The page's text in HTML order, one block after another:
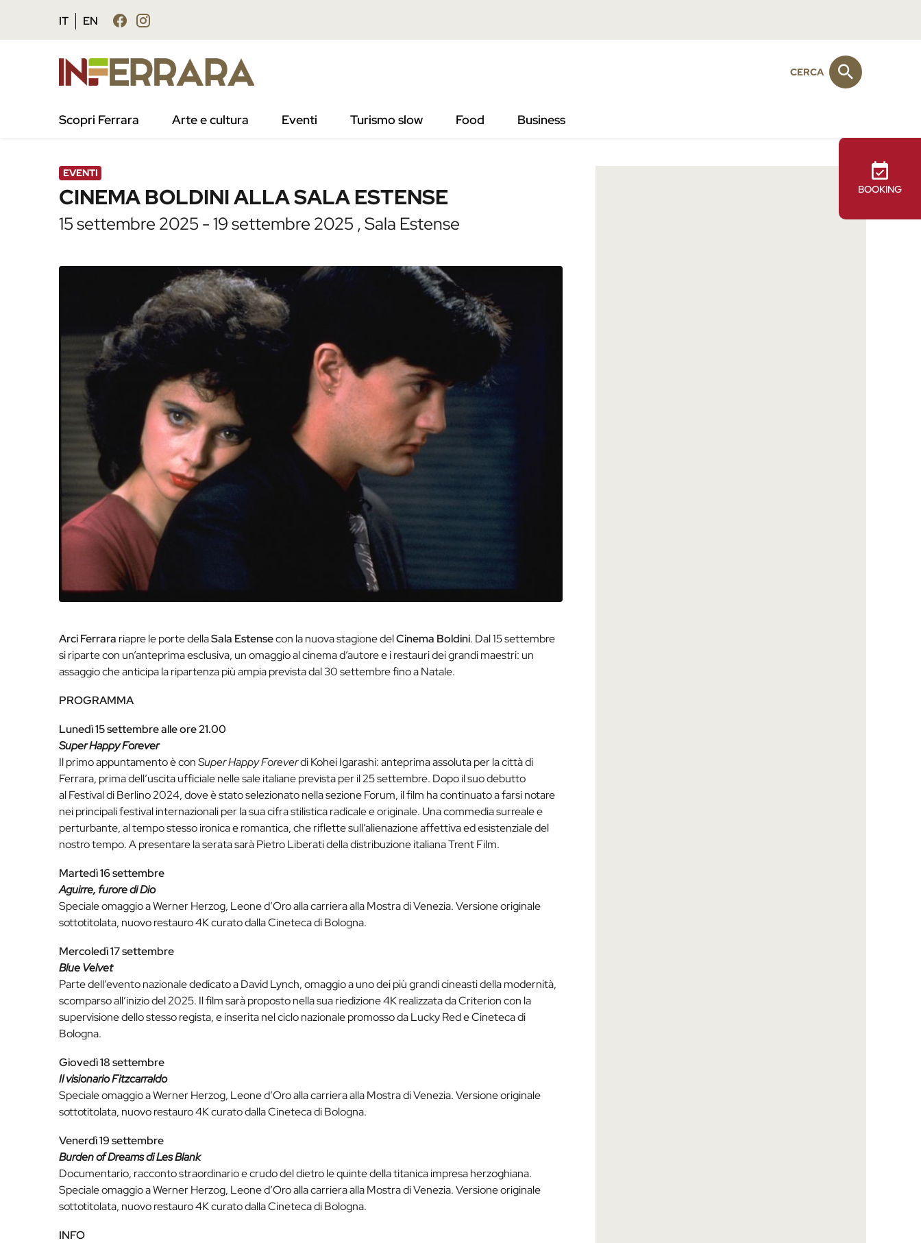
Vai al contenuto principale
Vai al footer
IT EN
BOOKING
CERCA
Scopri Ferrara Arte e cultura Eventi Turismo slow Food Business
/ Agenda / CINEMA BOLDINI ALLA SALA ESTENSE
EVENTI
CINEMA BOLDINI ALLA SALA ESTENSE
15 settembre 2025 - 19 settembre 2025 , Sala Estense
Arci Ferrara riapre le porte dellaSala Estensecon la nuova stagione delCinema Boldini. Dal 15 settembre
si riparte con un’anteprima esclusiva, un omaggio al cinema d’autore e i restauri dei grandi maestri: un
assaggio che anticipa la ripartenza più ampia prevista dal 30 settembre fino a Natale.
PROGRAMMA
Lunedì 15 settembre alle ore 21.00
Super Happy Forever
Il primo appuntamento è conSuper Happy Foreverdi Kohei Igarashi: anteprima assoluta per la città di
Ferrara, prima dell’uscita ufficiale nelle sale italiane prevista per il 25 settembre. Dopo il suo debutto
al Festival di Berlino 2024, dove è stato selezionato nella sezione Forum, il film ha continuato a farsi notare
nei principali festival internazionali per la sua cifra stilistica radicale e originale. Una commedia surreale e
perturbante, al tempo stesso ironica e romantica, che riflette sull’alienazione affettiva ed esistenziale del
nostro tempo. A presentare la serata sarà Pietro Liberati della distribuzione italiana Trent Film.
Martedì 16 settembre
Aguirre, furore di Dio
Speciale omaggio a Werner Herzog, Leone d’Oro alla carriera alla Mostra di Venezia. Versione originale
sottotitolata, nuovo restauro 4K curato dalla Cineteca di Bologna.
Mercoledì 17 settembre
Blue Velvet
Parte dell’evento nazionale dedicato a David Lynch, omaggio a uno dei più grandi cineasti della modernità,
scomparso all’inizio del 2025. Il film sarà proposto nella sua riedizione 4K realizzata da Criterion con la
supervisione dello stesso regista, e inserita nel ciclo nazionale promosso da Lucky Red e Cineteca di
Bologna.
Giovedì 18 settembre
Il visionario Fitzcarraldo
Speciale omaggio a Werner Herzog, Leone d’Oro alla carriera alla Mostra di Venezia. Versione originale
sottotitolata, nuovo restauro 4K curato dalla Cineteca di Bologna.
Venerdì 19 settembre
Burden of Dreams di Les Blank
Documentario, racconto straordinario e crudo del dietro le quinte della titanica impresa herzoghiana.
Speciale omaggio a Werner Herzog, Leone d’Oro alla carriera alla Mostra di Venezia. Versione originale
sottotitolata, nuovo restauro 4K curato dalla Cineteca di Bologna.
INFO